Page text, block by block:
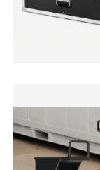
scatola di
scatola per
scatole per